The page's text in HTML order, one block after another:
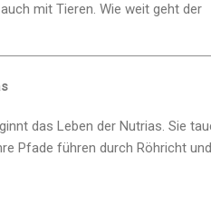
mit Tieren. Wie weit geht der
das Leben der Nutrias. Sie
Pfade führen durch Röhricht und